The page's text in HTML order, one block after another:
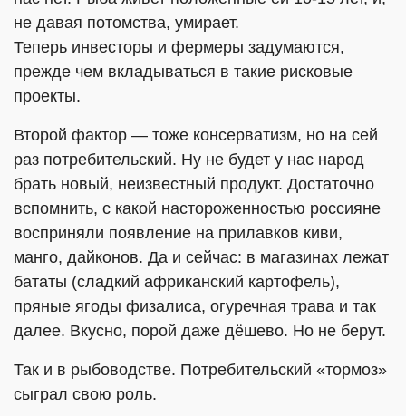
не давая потомства, умирает.
Теперь инвесторы и фермеры задумаются,
прежде чем вкладываться в такие рисковые
проекты.
Второй фактор — тоже консерватизм, но на сей
раз потребительский. Ну не будет у нас народ
брать новый, неизвестный продукт. Достаточно
вспомнить, с какой настороженностью россияне
восприняли появление на прилавков киви,
манго, дайконов. Да и сейчас: в магазинах лежат
бататы (сладкий африканский картофель),
пряные ягоды физалиса, огуречная трава и так
далее. Вкусно, порой даже дёшево. Но не берут.
Так и в рыбоводстве. Потребительский «тормоз»
сыграл свою роль.